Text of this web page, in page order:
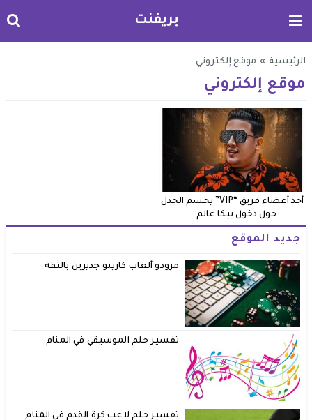
بريفنت
الرئيسية » موقع إلكتروني
موقع إلكتروني
أحد أعضاء فريق “VIP” يحسم الجدل
حول دخول بيكا عالم...
جديد الموقع
مزودو ألعاب كازينو جديرين بالثقة
تفسير حلم الموسيقي في المنام
تفسير حلم لاعب كرة القدم في المنام